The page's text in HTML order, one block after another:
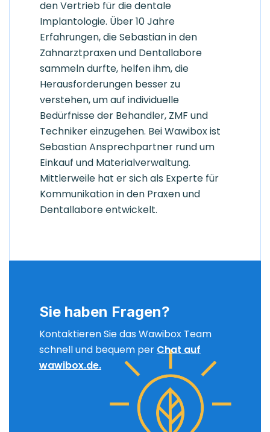
den Vertrieb für die dentale
Implantologie. Über 10 Jahre
Erfahrungen, die Sebastian in den
Zahnarztpraxen und Dentallabore
sammeln durfte, helfen ihm, die
Herausforderungen besser zu
verstehen, um auf individuelle
Bedürfnisse der Behandler, ZMF und
Techniker einzugehen. Bei Wawibox ist
Sebastian Ansprechpartner rund um
Einkauf und Materialverwaltung.
Mittlerweile hat er sich als Experte für
Kommunikation in den Praxen und
Dentallabore entwickelt.
Sie haben Fragen?
Kontaktieren Sie das Wawibox Team
schnell und bequem per Chat auf
wawibox.de.